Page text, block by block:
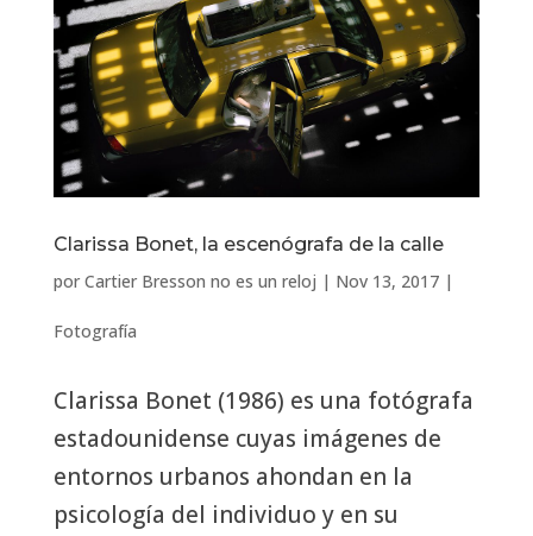
Clarissa Bonet, la escenógrafa de la calle
por Cartier Bresson no es un reloj | Nov 13, 2017|
Fotografía
Clarissa Bonet (1986) es una fotógrafa
estadounidense cuyas imágenes de
entornos urbanos ahondan en la
psicología del individuo y en su